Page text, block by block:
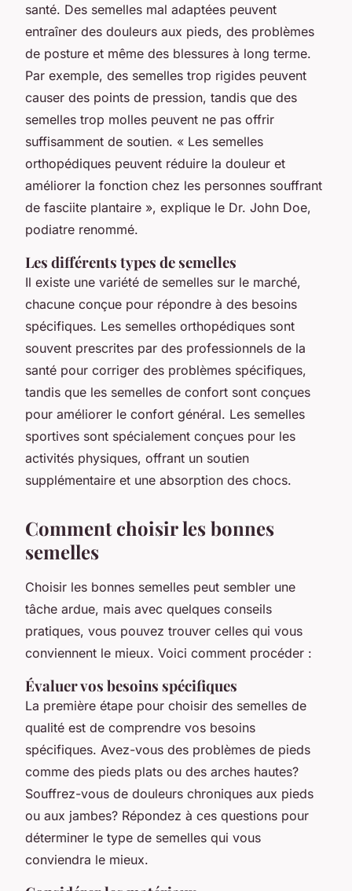
santé. Des semelles mal adaptées peuvent
entraîner des douleurs aux pieds, des problèmes
de posture et même des blessures à long terme.
Par exemple, des semelles trop rigides peuvent
causer des points de pression, tandis que des
semelles trop molles peuvent ne pas offrir
suffisamment de soutien. « Les semelles
orthopédiques peuvent réduire la douleur et
améliorer la fonction chez les personnes souffrant
de fasciite plantaire », explique le Dr. John Doe,
podiatre renommé.
Les différents types de semelles
Il existe une variété de semelles sur le marché,
chacune conçue pour répondre à des besoins
spécifiques. Les semelles orthopédiques sont
souvent prescrites par des professionnels de la
santé pour corriger des problèmes spécifiques,
tandis que les semelles de confort sont conçues
pour améliorer le confort général. Les semelles
sportives sont spécialement conçues pour les
activités physiques, offrant un soutien
supplémentaire et une absorption des chocs.
Comment choisir les bonnes
semelles
Choisir les bonnes semelles peut sembler une
tâche ardue, mais avec quelques conseils
pratiques, vous pouvez trouver celles qui vous
conviennent le mieux. Voici comment procéder :
Évaluer vos besoins spécifiques
La première étape pour choisir des semelles de
qualité est de comprendre vos besoins
spécifiques. Avez-vous des problèmes de pieds
comme des pieds plats ou des arches hautes?
Souffrez-vous de douleurs chroniques aux pieds
ou aux jambes? Répondez à ces questions pour
déterminer le type de semelles qui vous
conviendra le mieux.